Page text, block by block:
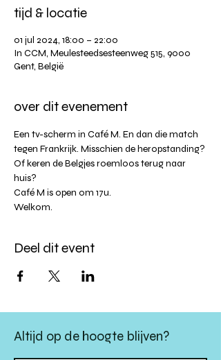
tijd & locatie
01 jul 2024, 18:00 – 22:00
In CCM, Meulesteedsesteenweg 515, 9000
Gent, België
over dit evenement
Een tv-scherm in Café M. En dan die match
tegen Frankrijk. Misschien de heropstanding?
Of keren de Belgjes roemloos terug naar
huis?
Café M is open om 17u.
Welkom.
Deel dit event
Altijd op de hoogte blijven?